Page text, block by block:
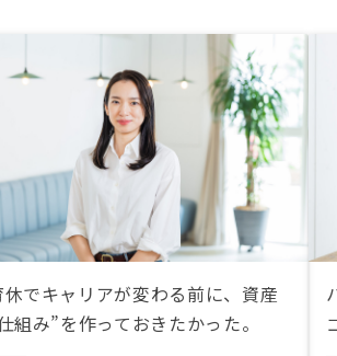
でキャリアが変わる前に、資産
組み”を作っておきたかった。